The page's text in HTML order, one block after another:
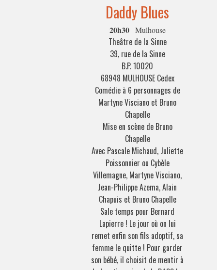
Daddy Blues
20h30 Mulhouse
Theâtre de la Sinne
39, rue de la Sinne
B.P. 10020
68948 MULHOUSE Cedex
Comédie à 6 personnages de
Martyne Visciano et Bruno
Chapelle
Mise en scène de Bruno
Chapelle
Avec Pascale Michaud, Juliette
Poissonnier ou Cybèle
Villemagne, Martyne Visciano,
Jean-Philippe Azema, Alain
Chapuis et Bruno Chapelle
Sale temps pour Bernard
Lapierre ! Le jour où on lui
remet enfin son fils adoptif, sa
femme le quitte ! Pour garder
son bébé, il choisit de mentir à